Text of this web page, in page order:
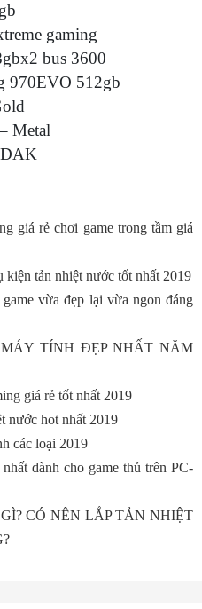
gaming
bus 3600
970EVO 512gb
Metal
giá rẻ chơi game trong tầm giá
kiện tản nhiệt nước tốt nhất 2019
vừa đẹp lại vừa ngon đáng
TÍNH ĐẸP NHẤT NĂM
giá rẻ tốt nhất 2019
nước hot nhất 2019
các loại 2019
dành cho game thủ trên PC-
CÓ NÊN LẮP TẢN NHIỆT